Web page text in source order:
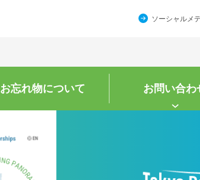
ソーシャルメ
お忘れ物について お問い合わ